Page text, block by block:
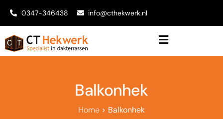
0347-346438 info@cthekwerk.nl
Balkonhek
Home Balkonhek